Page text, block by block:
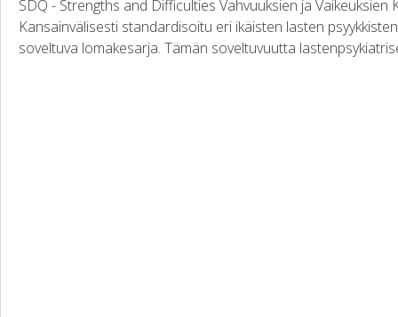
SDQ - Strengths and Difficulties Vahvuuksien ja Vaikeuksien
Kansainvälisesti standardisoitu eri ikäisten lasten
soveltuva lomakesarja. Tämän soveltuvuutta